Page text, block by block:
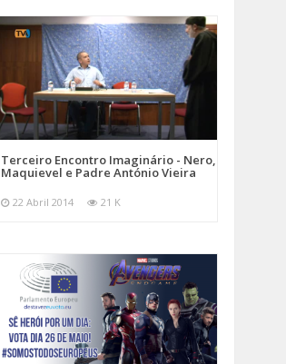
Terceiro Encontro Imaginário - Nero,
Maquievel e Padre António Vieira
22 Abril 2014 21 K